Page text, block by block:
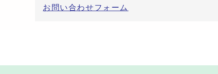
お問い合わせフォーム